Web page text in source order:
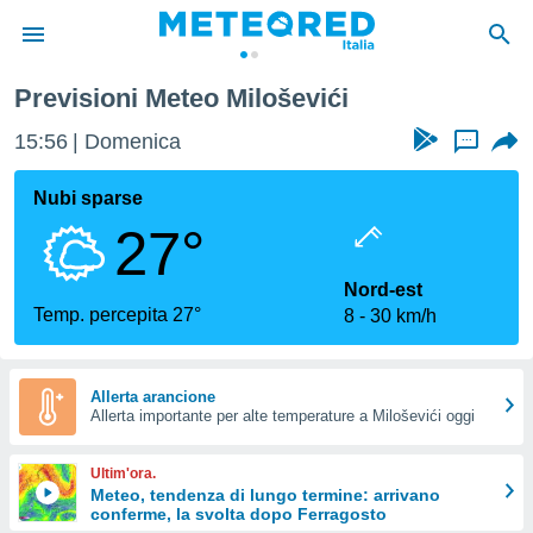
di
per
le
di
Web
le
Previsioni Meteo Miloševići
15:56 Domenica ...
Nubi sparse
27°
Temp. percepita 27°
Nord-est
8
30 km/h
Allerta arancione
Allerta importante per alte temperature a Miloševići oggi
Ultim'ora.
Meteo, tendenza di lungo termine: arrivano
conferme, la svolta dopo Ferragosto